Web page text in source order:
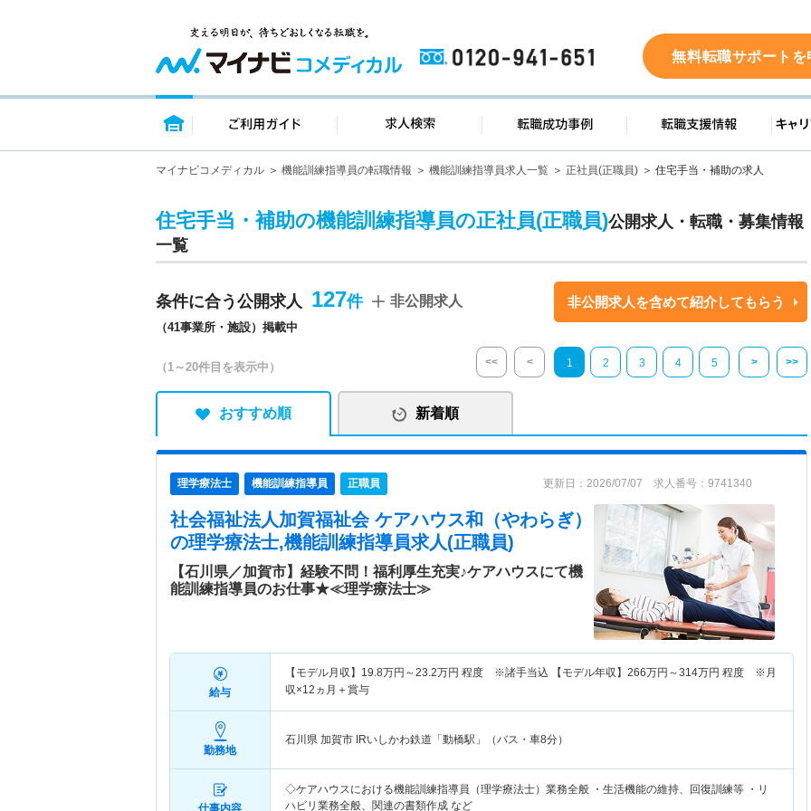
0120-941-651 無料転職サポートを
トップページ ご利用ガイド 求人検索 転職成功事例 転職支
マイナビコメディカル 機能訓練指導員の転職情報 機能訓練指導員求人一覧 正社員(正職員) 住宅手当・補助の求人
住宅手当・補助の機能訓練指導員の正社員(正職員)公開求人・転職・募集情報
一覧
条件に合う公開求人 127
（41事業所・施設）掲載中
非公開求人 非公開求人を含めて紹介してもらう
（1～20件目を表示中） << < 1 2 3 4 5 > >>
おすすめ順 新着順
理学療法士 機能訓練指導員 正職員 更新日：2026/07/07 求人番号：9741340
社会福祉法人加賀福祉会 ケアハウス和（やわらぎ）
の理学療法士,機能訓練指導員求人(正職員)
【石川県／加賀市】経験不問！福利厚生充実♪ケアハウスにて機
能訓練指導員のお仕事★≪理学療法士≫
給与
【モデル月収】 19.8万円～23.2万円 程度 ※諸手当込 【モデル年収】 266万円～314万円 程度 ※月
収×12ヵ月＋賞与
勤務地
石川県 加賀市 IRいしかわ鉄道「動橋駅」（バス・車8分）
仕事内容
◇ケアハウスにおける機能訓練指導員（理学療法士）業務全般 ・生活機能の維持、回復訓練等 ・リ
ハビリ業務全般、関連の書類作成 など